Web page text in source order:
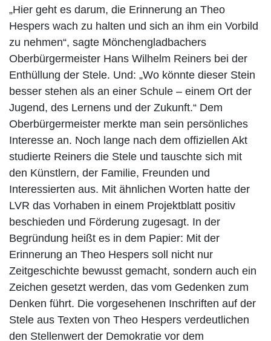
„Hier geht es darum, die Erinnerung an Theo
Hespers wach zu halten und sich an ihm ein Vorbild
zu nehmen“, sagte Mönchengladbachers
Oberbürgermeister Hans Wilhelm Reiners bei der
Enthüllung der Stele. Und: „Wo könnte dieser Stein
besser stehen als an einer Schule – einem Ort der
Jugend, des Lernens und der Zukunft.“ Dem
Oberbürgermeister merkte man sein persönliches
Interesse an. Noch lange nach dem offiziellen Akt
studierte Reiners die Stele und tauschte sich mit
den Künstlern, der Familie, Freunden und
Interessierten aus. Mit ähnlichen Worten hatte der
LVR das Vorhaben in einem Projektblatt positiv
beschieden und Förderung zugesagt. In der
Begründung heißt es in dem Papier: Mit der
Erinnerung an Theo Hespers soll nicht nur
Zeitgeschichte bewusst gemacht, sondern auch ein
Zeichen gesetzt werden, das vom Gedenken zum
Denken führt. Die vorgesehenen Inschriften auf der
Stele aus Texten von Theo Hespers verdeutlichen
den Stellenwert der Demokratie vor dem